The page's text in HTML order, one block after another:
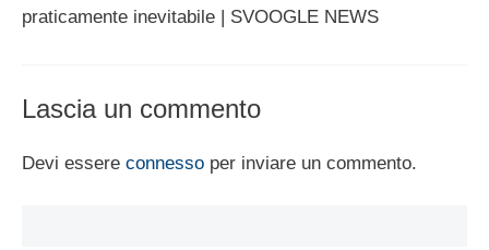
praticamente inevitabile | SVOOGLE NEWS
Lascia un commento
Devi essere connesso per inviare un commento.